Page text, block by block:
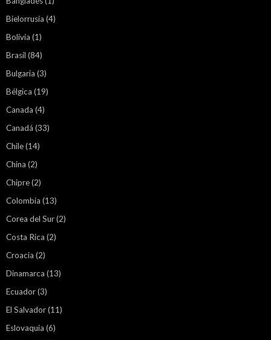
Bielorrusia (4)
Bolivia (1)
Brasil (84)
Bulgaria (3)
Bélgica (19)
Canada (4)
Canadá (33)
Chile(14)
China (2)
Chipre(2)
Colombia (13)
Corea del Sur(2)
Costa Rica (2)
Croacia (2)
Dinamarca (13)
Ecuador(3)
El Salvador(11)
Eslovaquia (6)